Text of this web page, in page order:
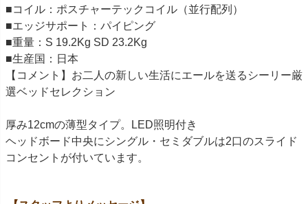
■コイル：ポスチャーテックコイル（並行配列）
■エッジサポート：パイピング
■重量：S 19.2Kg SD 23.2Kg
■生産国：日本
【コメント】お二人の新しい生活にエールを送るシーリー厳
選ベッドセレクション
厚み12cmの薄型タイプ。LED照明付き
ヘッドボード中央にシングル・セミダブルは2口のスライド
コンセントが付いています。